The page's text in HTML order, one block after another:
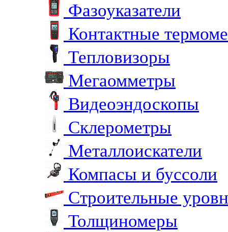
Фазоуказатели
Контактные
Тепловизоры
Мегаомметры
Видеоэндоскопы
Склерометры
Металлоискатели
Компасы и буссоли
Строительные
Толщиномеры